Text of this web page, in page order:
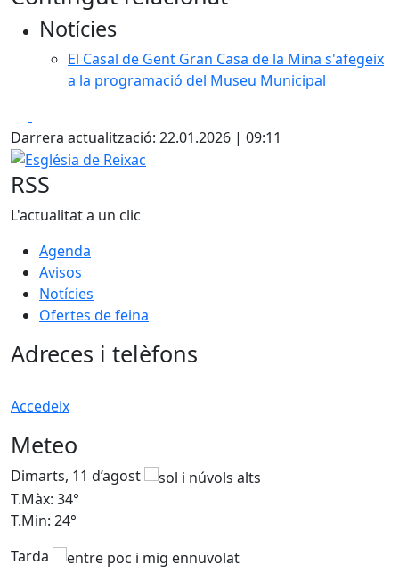
+
Notícies
El Casal de Gent Gran Casa de la Mina s'afegeix
a la programació del Museu Municipal
Darrera actualització: 22.01.2026 | 09:11
Església de Reixac
RSS
L'actualitat a un clic
Agenda
Avisos
Notícies
Ofertes de feina
Adreces i telèfons
Accedeix
Meteo
Dimarts, 11 d’agost
T.Màx: 34°
T.Min: 24°
Tarda